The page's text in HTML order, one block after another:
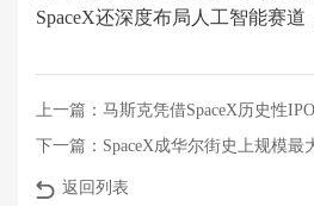
SpaceX还深度布局人工智能赛道
上一篇： 马斯克凭借SpaceX历史性
下一篇： SpaceX成华尔街史上规模最
返回列表